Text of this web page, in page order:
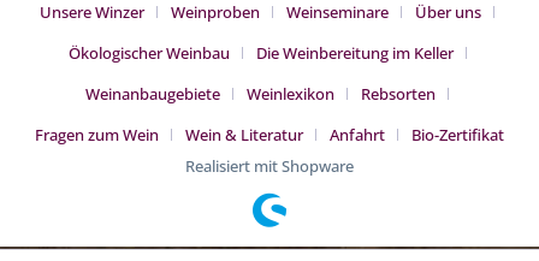
Unsere Winzer Weinproben Weinseminare
Über uns
Ökologischer Weinbau
Die Weinbereitung im Keller
Weinanbaugebiete
Weinlexikon
Rebsorten
Fragen zum Wein
Wein & Literatur Anfahrt
Bio-Zertifikat
Realisiert mit Shopware